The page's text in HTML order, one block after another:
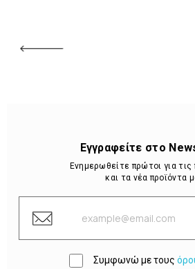
Εγγραφείτε στο
Ενημερωθείτε πρώτοι για
και τα νέα προϊόντα
Συμφωνώ με τους